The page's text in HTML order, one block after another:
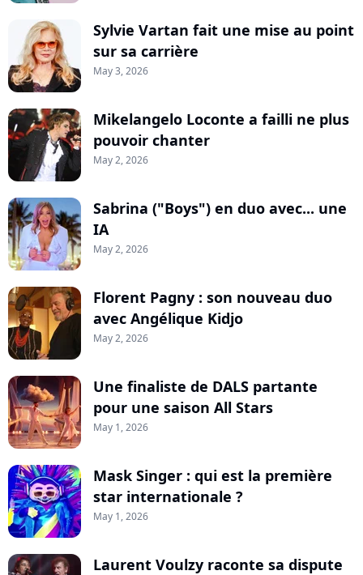
Sylvie Vartan fait une mise au point
sur sa carrière
May 3, 2026
Mikelangelo Loconte a failli ne plus
pouvoir chanter
May 2, 2026
Sabrina ("Boys") en duo avec... une
IA
May 2, 2026
Florent Pagny : son nouveau duo
avec Angélique Kidjo
May 2, 2026
Une finaliste de DALS partante
pour une saison All Stars
May 1, 2026
Mask Singer : qui est la première
star internationale ?
May 1, 2026
Laurent Voulzy raconte sa dispute